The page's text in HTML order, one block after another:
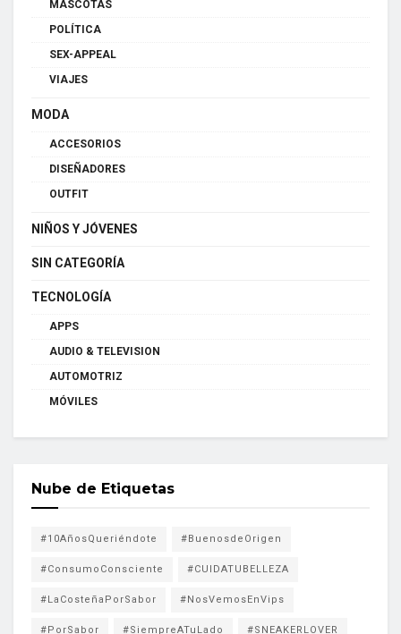
MASCOTAS
POLÍTICA
SEX-APPEAL
VIAJES
MODA
ACCESORIOS
DISEÑADORES
OUTFIT
NIÑOS Y JÓVENES
SIN CATEGORÍA
TECNOLOGÍA
APPS
AUDIO & TELEVISION
AUTOMOTRIZ
MÓVILES
Nube de Etiquetas
#10AñosQueriéndote #BuenosdeOrigen
#ConsumoConsciente #CUIDATUBELLEZA
#LaCosteñaPorSabor #NosVemosEnVips
#PorSabor #SiempreATuLado #SNEAKERLOVER